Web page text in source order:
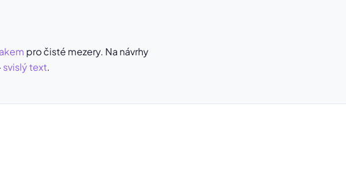
pro čisté mezery. Na návrhy
svislý text.